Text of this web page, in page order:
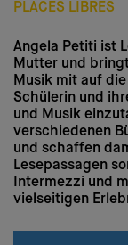
PLACES LIBRES
Angela Petiti ist
Mutter und
Musik mit auf
Schülerin und
und Musik
verschiedenen
und schaffen
Lesepassagen
Intermezzi und
vielseitigen